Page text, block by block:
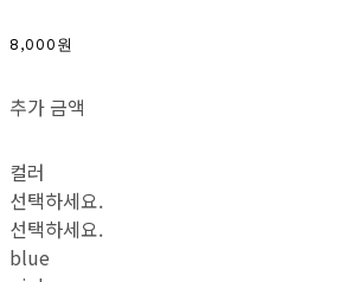
8,000원
추가 금액
컬러
선택하세요.
선택하세요.
blue